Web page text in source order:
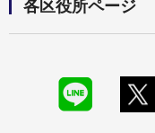
各区役所ページ